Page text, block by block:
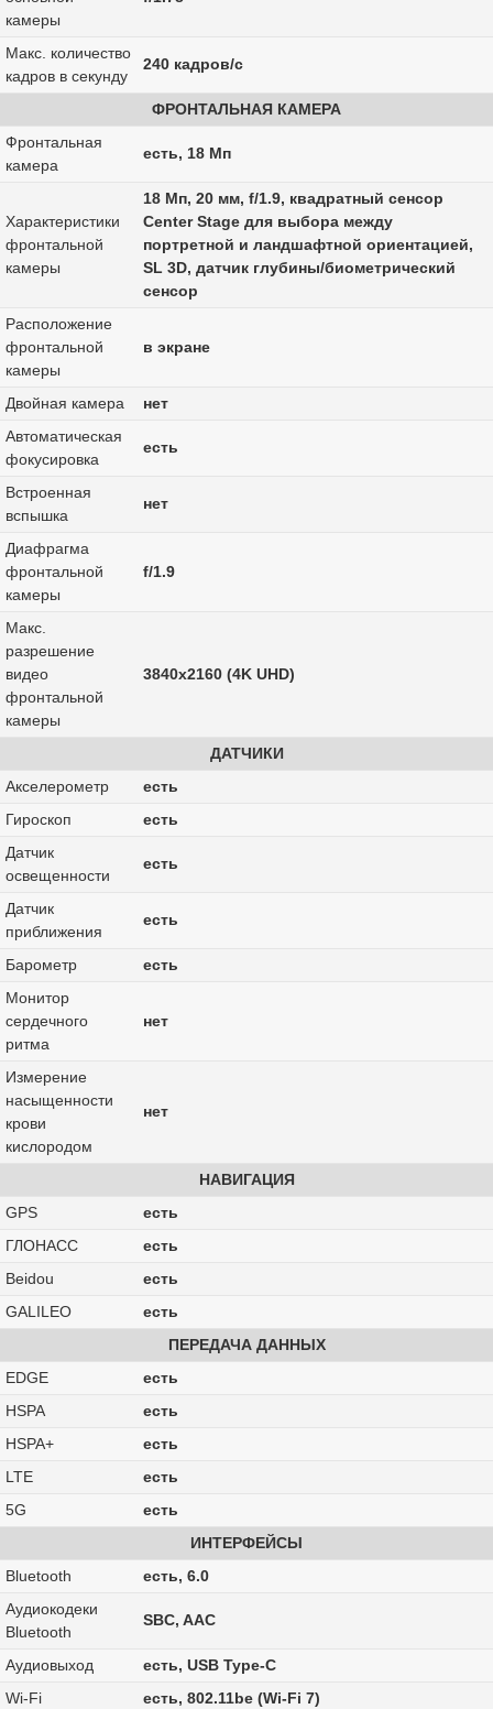
камеры
Макс. количество
кадров в секунду
240 кадров/с
ФРОНТАЛЬНАЯ КАМЕРА
Фронтальная
камера
есть, 18 Мп
Характеристики
фронтальной
камеры
18 Мп, 20 мм, f/1.9, квадратный сенсор
Center Stage для выбора между
портретной и ландшафтной ориентацией,
SL 3D, датчик глубины/биометрический
сенсор
Расположение
фронтальной
камеры
в экране
Двойная камера
нет
Автоматическая
фокусировка
есть
Встроенная
вспышка
нет
Диафрагма
фронтальной
камеры
f/1.9
Макс.
разрешение
видео
фронтальной
камеры
3840x2160 (4K UHD)
ДАТЧИКИ
Акселерометр
есть
Гироскоп
есть
Датчик
освещенности
есть
Датчик
приближения
есть
Барометр
есть
Монитор
сердечного
ритма
нет
Измерение
насыщенности
крови
кислородом
нет
НАВИГАЦИЯ
GPS
есть
ГЛОНАСС
есть
Beidou
есть
GALILEO
есть
ПЕРЕДАЧА ДАННЫХ
EDGE
есть
HSPA
есть
HSPA+
есть
LTE
есть
5G
есть
ИНТЕРФЕЙСЫ
Bluetooth
есть, 6.0
Аудиокодеки
Bluetooth
SBC, AAC
Аудиовыход
есть, USB Type-C
Wi-Fi
есть, 802.11be (Wi-Fi 7)